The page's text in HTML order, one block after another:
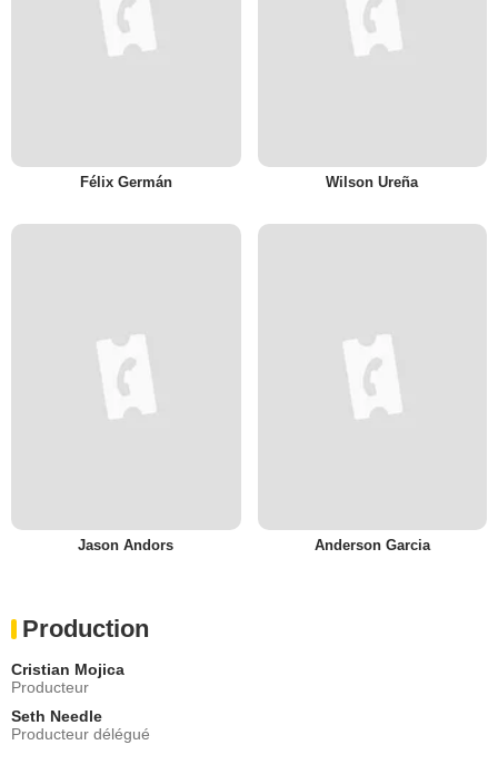
Félix Germán Wilson Ureña
Jason Andors Anderson Garcia
Production
Cristian Mojica
Producteur
Seth Needle
Producteur délégué